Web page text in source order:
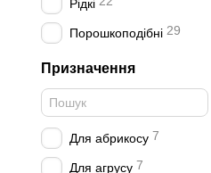
Рідкі
Порошкоподібні 29
Призначення
Для абрикосу 7
Для агрусу 7